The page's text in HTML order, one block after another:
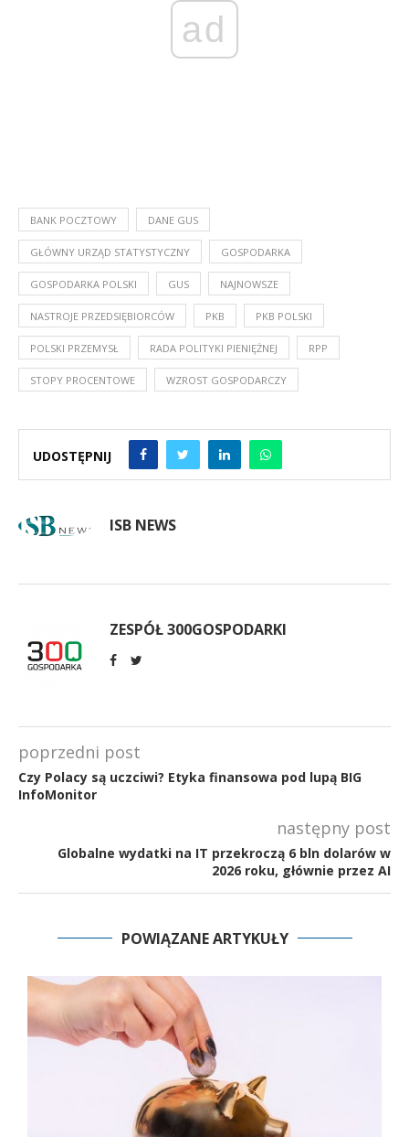
ad
BANK POCZTOWY DANE GUS
GŁÓWNY URZĄD STATYSTYCZNY GOSPODARKA
GOSPODARKA POLSKI GUS NAJNOWSZE
NASTROJE PRZEDSIĘBIORCÓW PKB PKB POLSKI
POLSKI PRZEMYSŁ RADA POLITYKI PIENIĘŻNEJ RPP
STOPY PROCENTOWE WZROST GOSPODARCZY
UDOSTĘPNIJ
ISB NEWS
ZESPÓŁ 300GOSPODARKI
poprzedni post
Czy Polacy są uczciwi? Etyka finansowa pod lupą BIG
InfoMonitor
następny post
Globalne wydatki na IT przekroczą 6 bln dolarów w
2026 roku, głównie przez AI
POWIĄZANE ARTYKUŁY